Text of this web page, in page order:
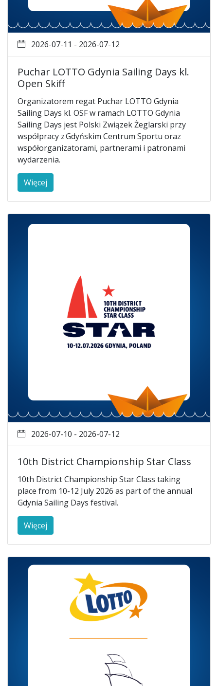
2026-07-11 - 2026-07-12
Puchar LOTTO Gdynia Sailing Days kl.
Open Skiff
Organizatorem regat Puchar LOTTO Gdynia
Sailing Days kl. OSF w ramach LOTTO Gdynia
Sailing Days jest Polski Związek Żeglarski przy
współpracy z Gdyńskim Centrum Sportu oraz
współorganizatorami, partnerami i patronami
wydarzenia.
Więcej
2026-07-10 - 2026-07-12
10th District Championship Star Class
10th District Championship Star Class taking
place from 10-12 July 2026 as part of the annual
Gdynia Sailing Days festival.
Więcej